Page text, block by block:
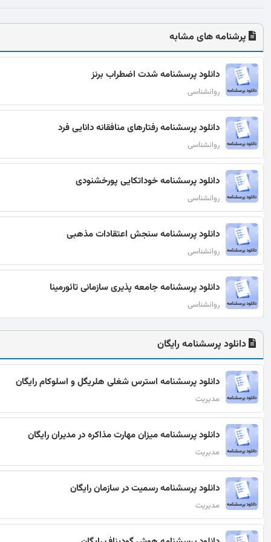
پرشنامه های مشابه
دانلود پرسشنامه شدت اضطراب برنز
روانشناسی
دانلود پرسشنامه رفتارهای منافقانه دانایی فرد
روانشناسی
دانلود پرسشنامه خوداتکایی پورخشنودی
روانشناسی
دانلود پرسشنامه سنجش اعتقادات مذهبی
روانشناسی
دانلود پرسشنامه جامعه پذیری سازمانی تائورمینا
روانشناسی
دانلود پرسشنامه رایگان
دانلود پرسشنامه استرس شغلی هلریگل و اسلوکام رایگان
مدیریت
دانلود پرسشنامه میزان مهارت مذاکره در مدیران رایگان
مدیریت
دانلود پرسشنامه رسميت در سازمان رایگان
مدیریت